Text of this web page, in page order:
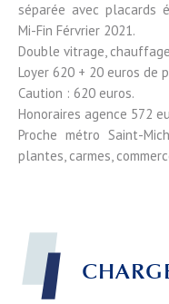
séparée avec placards
Mi-Fin Férvrier 2021.
Double vitrage,
Loyer 620 + 20 euros de
Caution : 620 euros.
Honoraires agence 572
Proche métro Saint-
plantes, carmes,